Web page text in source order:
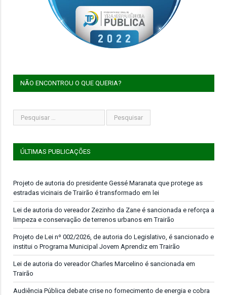
NÃO ENCONTROU O QUE QUERIA?
ÚLTIMAS PUBLICAÇÕES
Projeto de autoria do presidente Gessé Maranata que protege as
estradas vicinais de Trairão é transformado em lei
Lei de autoria do vereador Zezinho da Zane é sancionada e reforça a
limpeza e conservação de terrenos urbanos em Trairão
Projeto de Lei nº 002/2026, de autoria do Legislativo, é sancionado e
institui o Programa Municipal Jovem Aprendiz em Trairão
Lei de autoria do vereador Charles Marcelino é sancionada em
Trairão
Audiência Pública debate crise no fornecimento de energia e cobra